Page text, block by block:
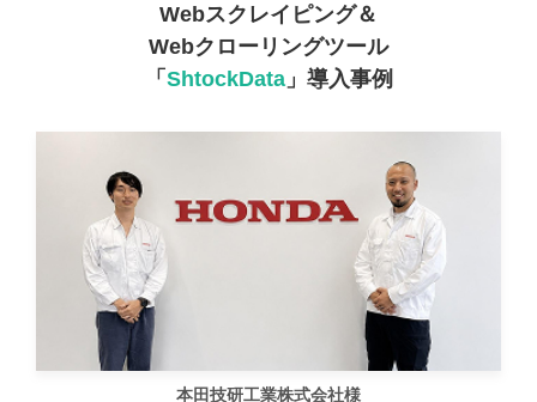
Webスクレイピング＆
Webクローリングツール
「 ShtockData」導入事例
本田技研工業株式会社様